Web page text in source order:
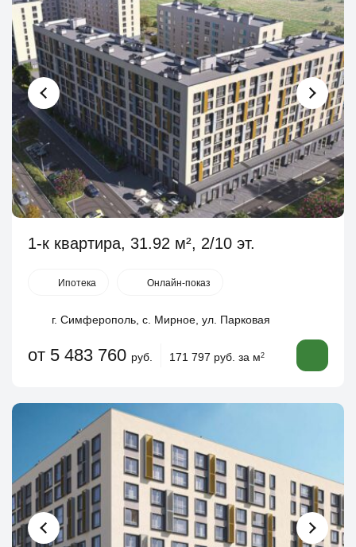
1-к квартира, 31.92 м², 2/10 эт.
Ипотека Онлайн-показ
г. Симферополь, с. Мирное, ул. Парковая
от 5 483 760 руб. 171 797 руб. за м2